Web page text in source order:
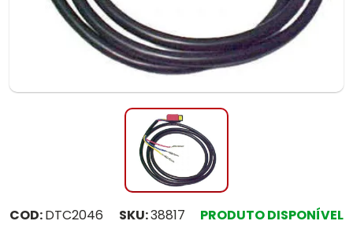
COD:DTC2046 SKU:38817
PRODUTO DISPONÍVEL